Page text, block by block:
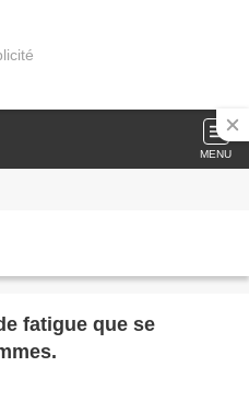
MENU
fatigue que se